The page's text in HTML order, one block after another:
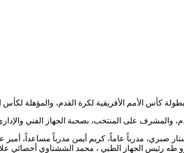
على المنتخب، بصحبة الجهاز الفني والإداري
صبري، مدرباً عاماً، كريم أيمن مدرباً مساعداً،
طه رئيس الجهاز الطبي ، محمد الششتاوي